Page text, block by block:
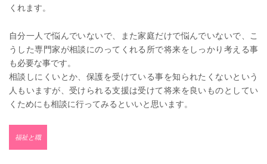
くれます。
自分一人で悩んでいないで、また家庭だけで悩んでいないで、こ
うした専門家が相談にのってくれる所で将来をしっかり考える事
も必要な事です。
相談しにくいとか、保護を受けている事を知られたくないという
人もいますが、受けられる支援は受けて将来を良いものとしてい
くためにも相談に行ってみるといいと思います。
福祉と職